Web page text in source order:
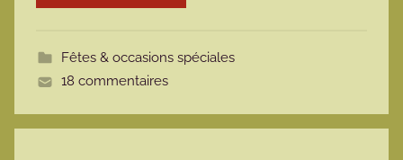
t
Fêtes & occasions spéciales
18 commentaires